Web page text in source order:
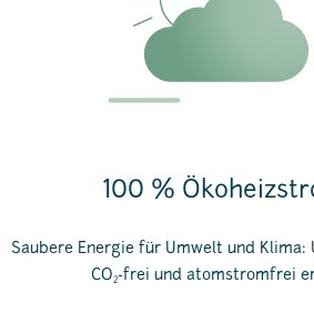
100 %
Saubere Energie für Umwelt und Klima:
CO2-frei und atomstromfrei